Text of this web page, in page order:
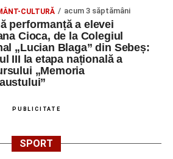
CULTURĂ acum 3 săptămâni
performanță a elevei
Cioca, de la Colegiul
„Lucian Blaga” din Sebeș:
III la etapa națională a
„Memoria
PUBLICITATE
SPORT